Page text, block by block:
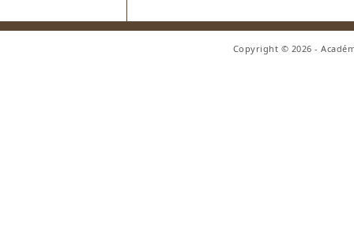
Copyright © 2026 -